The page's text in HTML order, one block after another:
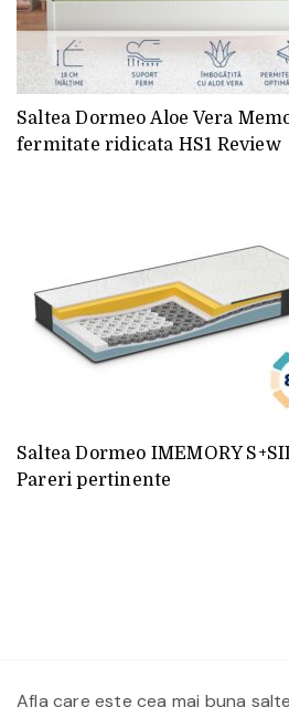
Saltea Dormeo Aloe Vera
fermitate ridicata HS1 Review
Saltea Dormeo IMEMORY
Pareri pertinente
Afla care este cea mai buna